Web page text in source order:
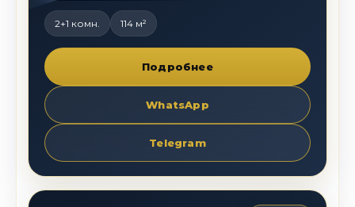
выгодное
предложение, близко
к морю, Махмутлар
2+1 комн. 114 м²
Подробнее
WhatsApp
Telegram
60 000 €